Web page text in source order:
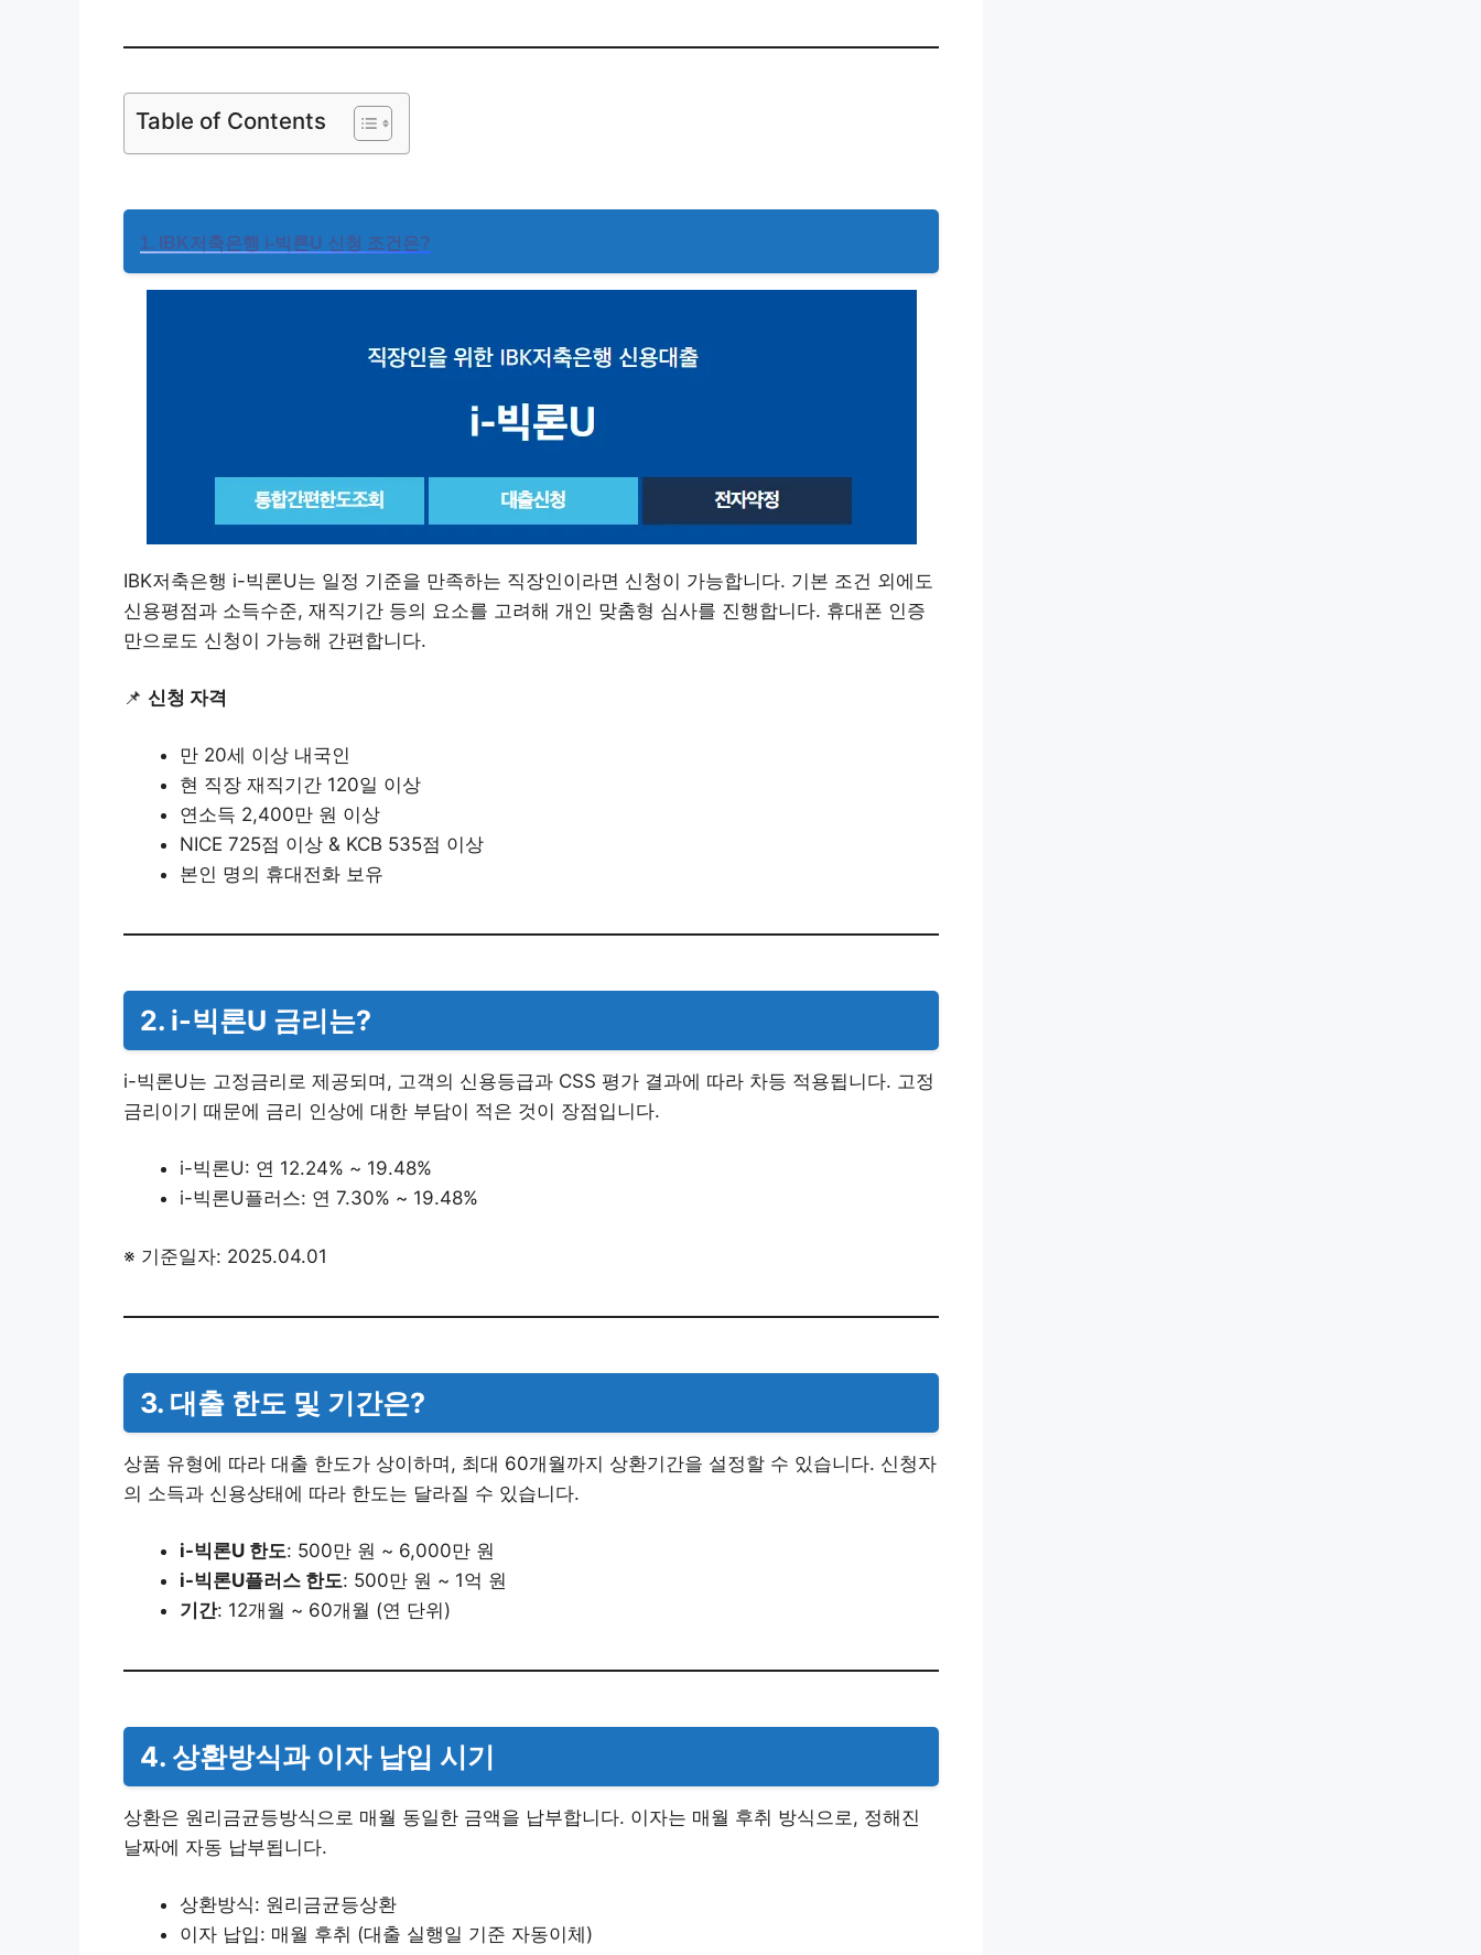
Table of Contents
1. IBK저축은행 i-빅론U 신청 조건은?
IBK저축은행 i-빅론U는 일정 기준을 만족하는 직장인이라면 신청이 가능합니다. 기본 조건 외에도
신용평점과 소득수준, 재직기간 등의 요소를 고려해 개인 맞춤형 심사를 진행합니다. 휴대폰 인증
만으로도 신청이 가능해 간편합니다.
📌 신청 자격
만 20세 이상 내국인
현 직장 재직기간 120일 이상
연소득 2,400만 원 이상
NICE 725점 이상 & KCB 535점 이상
본인 명의 휴대전화 보유
2. i-빅론U 금리는?
i-빅론U는 고정금리로 제공되며, 고객의 신용등급과 CSS 평가 결과에 따라 차등 적용됩니다. 고정
금리이기 때문에 금리 인상에 대한 부담이 적은 것이 장점입니다.
i-빅론U: 연 12.24% ~ 19.48%
i-빅론U플러스: 연 7.30% ~ 19.48%
※ 기준일자: 2025.04.01
3. 대출 한도 및 기간은?
상품 유형에 따라 대출 한도가 상이하며, 최대 60개월까지 상환기간을 설정할 수 있습니다. 신청자
의 소득과 신용상태에 따라 한도는 달라질 수 있습니다.
i-빅론U 한도: 500만 원 ~ 6,000만 원
i-빅론U플러스 한도: 500만 원 ~ 1억 원
기간: 12개월 ~ 60개월 (연 단위)
4. 상환방식과 이자 납입 시기
상환은 원리금균등방식으로 매월 동일한 금액을 납부합니다. 이자는 매월 후취 방식으로, 정해진
날짜에 자동 납부됩니다.
상환방식: 원리금균등상환
이자 납입: 매월 후취 (대출 실행일 기준 자동이체)